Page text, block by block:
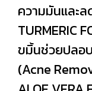
ความมันและ
TURMERIC
ขมิ้นช่วยปลอ
(Acne